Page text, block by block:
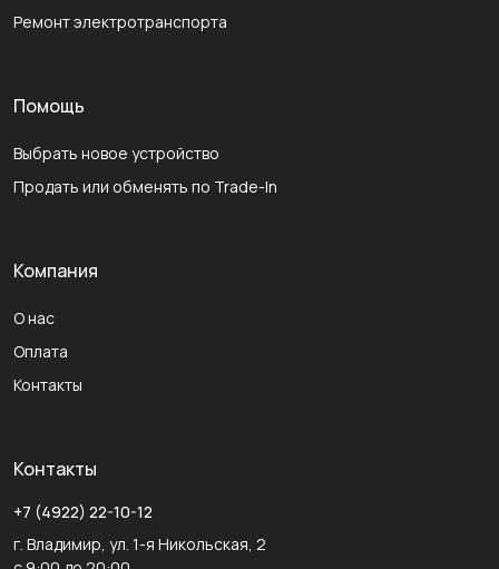
Ремонт электротранспорта
Помощь
Выбрать новое устройство
Продать или обменять по Trade-In
Компания
О нас
Оплата
Контакты
Контакты
+7 (4922) 22-10-12
г. Владимир, ул. 1-я Никольская, 2